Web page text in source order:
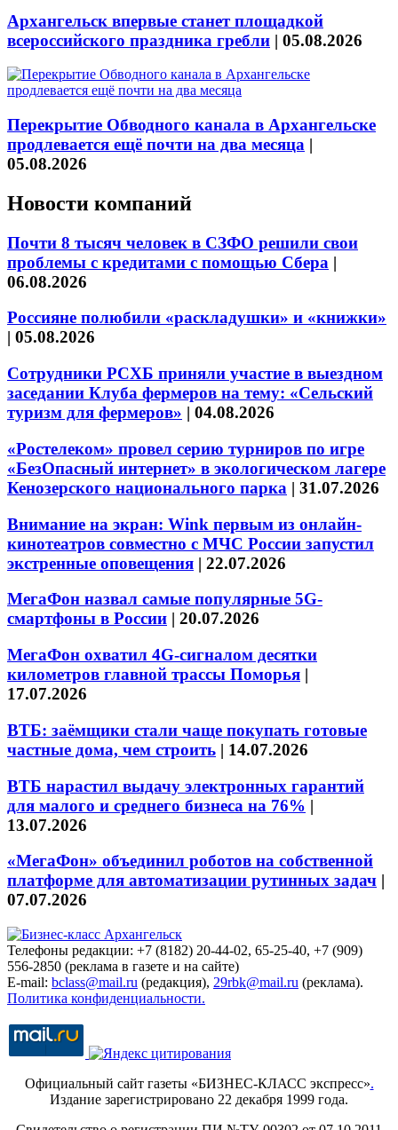
Архангельск впервые станет площадкой
всероссийского праздника гребли | 05.08.2026
Перекрытие Обводного канала в Архангельске
продлевается ещё почти на два месяца |
05.08.2026
Новости компаний
Почти 8 тысяч человек в СЗФО решили свои
проблемы с кредитами с помощью Сбера |
06.08.2026
Россияне полюбили «раскладушки» и «книжки»
| 05.08.2026
Сотрудники РСХБ приняли участие в выездном
заседании Клуба фермеров на тему: «Сельский
туризм для фермеров» | 04.08.2026
«Ростелеком» провел серию турниров по игре
«БезОпасный интернет» в экологическом лагере
Кенозерского национального парка | 31.07.2026
Внимание на экран: Wink первым из онлайн-
кинотеатров совместно с МЧС России запустил
экстренные оповещения | 22.07.2026
МегаФон назвал самые популярные 5G-
смартфоны в России | 20.07.2026
МегаФон охватил 4G-сигналом десятки
километров главной трассы Поморья |
17.07.2026
ВТБ: заёмщики стали чаще покупать готовые
частные дома, чем строить | 14.07.2026
ВТБ нарастил выдачу электронных гарантий
для малого и среднего бизнеса на 76% |
13.07.2026
«МегаФон» объединил роботов на собственной
платформе для автоматизации рутинных задач |
07.07.2026
Телефоны редакции: +7 (8182) 20-44-02, 65-25-40, +7 (909)
556-2850 (реклама в газете и на сайте)
E-mail: bclass@mail.ru (редакция), 29rbk@mail.ru (реклама).
Политика конфиденциальности.
Официальный сайт газеты «БИЗНЕС-КЛАСС экспресс».
Издание зарегистрировано 22 декабря 1999 года.